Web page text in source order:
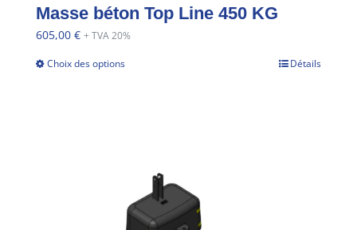
Masse béton Top Line 450 KG
605,00 € + TVA 20%
Choix des options Détails